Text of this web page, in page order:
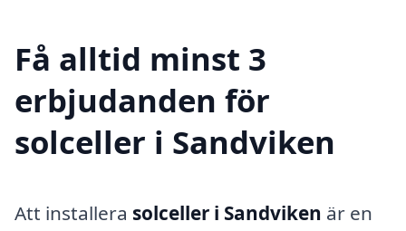
Få alltid minst 3
erbjudanden för
solceller i Sandviken
Att installera solceller i Sandviken är en